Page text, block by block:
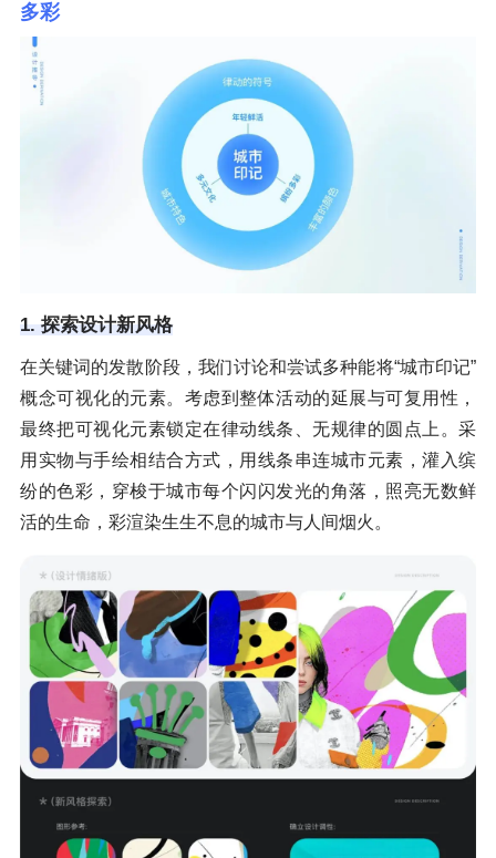
多彩
1. 探索设计新风格
在关键词的发散阶段，我们讨论和尝试多种能将“城市印记”
概念可视化的元素。考虑到整体活动的延展与可复用性，
最终把可视化元素锁定在律动线条、无规律的圆点上。采
用实物与手绘相结合方式，用线条串连城市元素，灌入缤
纷的色彩，穿梭于城市每个闪闪发光的角落，照亮无数鲜
活的生命，彩渲染生生不息的城市与人间烟火。